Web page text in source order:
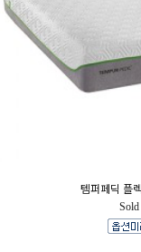
템퍼페딕 플